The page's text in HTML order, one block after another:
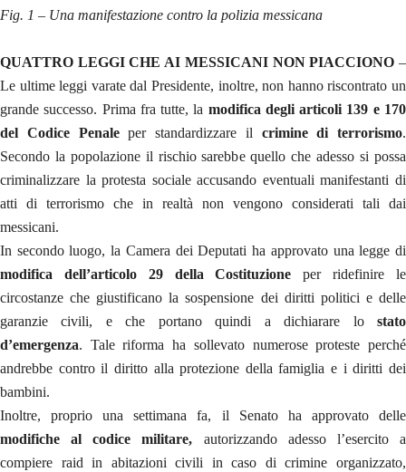
Fig. 1 – Una manifestazione contro la polizia messicana
QUATTRO LEGGI CHE AI MESSICANI NON PIACCIONO –
Le ultime leggi varate dal Presidente, inoltre, non hanno riscontrato un
grande successo. Prima fra tutte, la modifica degli articoli 139 e 170
del Codice Penaleper standardizzare il crimine di terrorismo.
Secondo la popolazione il rischio sarebbe quello che adesso si possa
criminalizzare la protesta sociale accusando eventuali manifestanti di
atti di terrorismo che in realtà non vengono considerati tali dai
messicani.
In secondo luogo, la Camera dei Deputati ha approvato una legge di
modifica dell’articolo 29 della Costituzione per ridefinire le
circostanze che giustificano la sospensione dei diritti politici e delle
garanzie civili, e che portano quindi a dichiarare lo stato
d’emergenza. Tale riforma ha sollevato numerose proteste perché
andrebbe contro il diritto alla protezione della famiglia e i diritti dei
bambini.
Inoltre, proprio una settimana fa, il Senato ha approvato delle
modifiche al codice militare, autorizzando adesso l’esercito a
compiere raid in abitazioni civili in caso di crimine organizzato,